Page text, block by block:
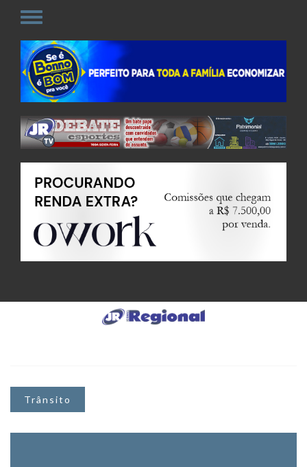
Trânsito